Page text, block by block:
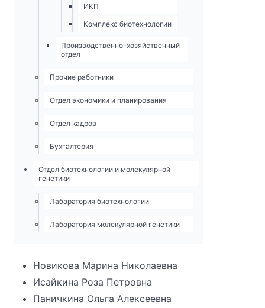
ИКП
Комплекс биотехнологии
Производственно-хозяйственный
отдел
Прочие работники
Отдел экономики и планирования
Отдел кадров
Бухгалтерия
Отдел биотехнологии и молекулярной
генетики
Лаборатория биотехнологии
Лаборатория молекулярной генетики
Новикова Марина Николаевна
Исайкина Роза Петровна
Паничкина Ольга Алексеевна